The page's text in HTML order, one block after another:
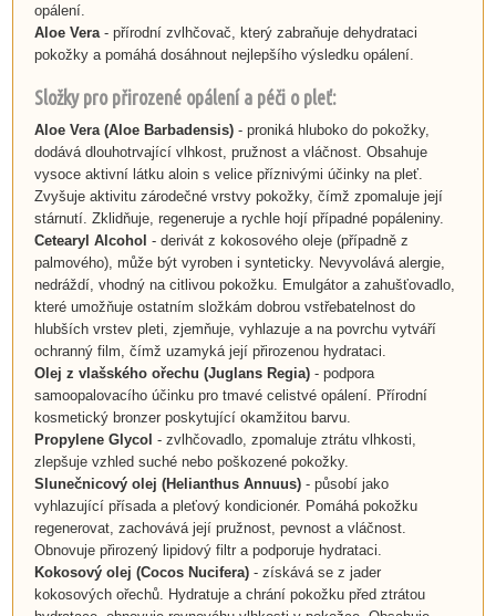
opálení.
Aloe Vera- přírodní zvlhčovač, který zabraňuje dehydrataci
pokožky a pomáhá dosáhnout nejlepšího výsledku opálení.
Složky pro přirozené opálení a péči o pleť:
Aloe Vera (Aloe Barbadensis)- proniká hluboko do pokožky,
dodává dlouhotrvající vlhkost, pružnost a vláčnost. Obsahuje
vysoce aktivní látku aloin s velice příznivými účinky na pleť.
Zvyšuje aktivitu zárodečné vrstvy pokožky, čímž zpomaluje její
stárnutí. Zklidňuje, regeneruje a rychle hojí případné popáleniny.
Cetearyl Alcohol - derivát z kokosového oleje (případně z
palmového), může být vyroben i synteticky. Nevyvolává alergie,
nedráždí, vhodný na citlivou pokožku. Emulgátor a zahušťovadlo,
které umožňuje ostatním složkám dobrou vstřebatelnost do
hlubších vrstev pleti, zjemňuje, vyhlazuje a na povrchu vytváří
ochranný film, čímž uzamyká její přirozenou hydrataci.
Olej z vlašského ořechu (Juglans Regia) - podpora
samoopalovacího účinku pro tmavé celistvé opálení. Přírodní
kosmetický bronzer poskytující okamžitou barvu.
Propylene Glycol - zvlhčovadlo, zpomaluje ztrátu vlhkosti,
zlepšuje vzhled suché nebo poškozené pokožky.
Slunečnicový olej (Helianthus Annuus)- působí jako
vyhlazující přísada a pleťový kondicionér. Pomáhá pokožku
regenerovat, zachovává její pružnost, pevnost a vláčnost.
Obnovuje přirozený lipidový filtr a podporuje hydrataci.
Kokosový olej (Cocos Nucifera)- získává se z jader
kokosových ořechů. Hydratuje a chrání pokožku před ztrátou